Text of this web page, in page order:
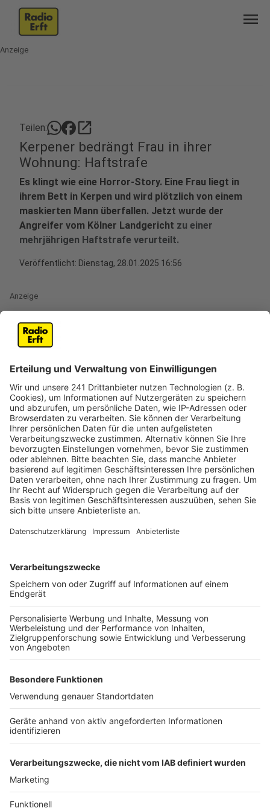
menu
Anzeige
Teilen: open_in_new
Kerpener bedrängt Frau in ihrer
Wohnung: Haftstrafe
Es klingt wie eine Horror-Story. Eine Frau liegt in
ihrem Bett in Kerpen und wird plötzlich von einem
maskierten Mann überfallen. Jetzt wurde der
Angreifer vom Kölner Landgericht zu einer
mehrjährigen Haftstrafe verurteilt.
Veröffentlicht: Dienstag, 28.01.2025 16:56
Anzeige
Mann überfällt ehemalige Nachbarin - fast
drei Jahre Haft
Anzeige
Ein Mann aus Kerpen wurde vom Landgericht zu einer
Haftstrafe von 2 Jahren und 8 Monaten verurteilt. Der
Angeklagte stand unter anderem wegen versuchter
Vergewaltigung vor Gericht, wurde jedoch wegen
vorsätzlicher Körperverletzung und Hausfriedensbruch
verurteilt. Passiert ist das alles in der Wohnung seiner
ehemaligen Nachbarin in Kerpen. Der Mann überfiel die
Frau und versuchte, sie zu vergewaltigen. Die Frau
späteren Durchsuchung seiner Wohnung fanden die
Ermittler kinderpornografische Inhalte, die ebenfalls in
das Strafmaß einflossen.
Anzeige
Anzeige
Gericht erlaubt Rodung des Sündenwäldchens
Neue Rheinbrücken für Köln
Schlagloch auf der Lux in Hürth ist repariert
Anzeige